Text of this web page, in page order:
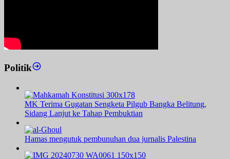
Politik
MK Terima Gugatan Sengketa Pilgub Bangka Belitung,
Sidang Lanjut ke Tahap Pembuktian
Hamas mengutuk pembunuhan dua jurnalis Palestina